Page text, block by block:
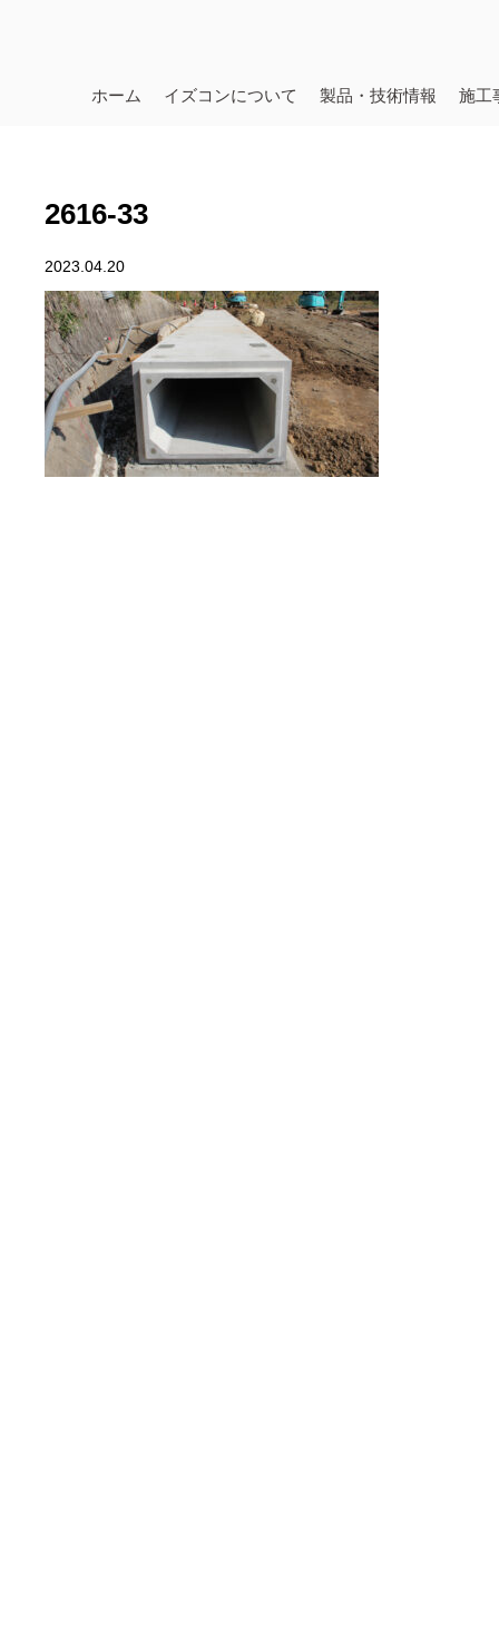
ホーム イズコンについて 製品・技術情報 施工
2616-33
2023.04.20